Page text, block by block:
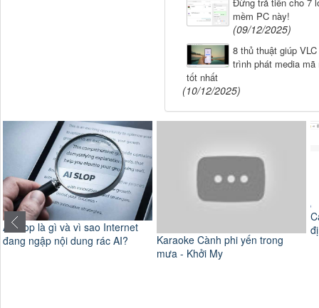
mềm PC này!
(09/12/2025)
8 thủ thuật giúp
trình phát media mã
tốt nhất
(10/12/2025)
Karaoke Cành phi yến trong
định Internet